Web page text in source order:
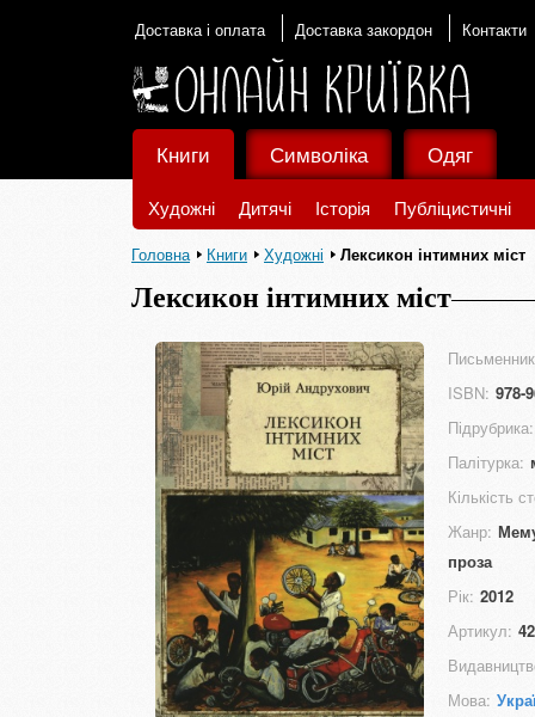
Доставка і оплата Доставка закордон Контакти
Книги
Художні Дитячі Історія Публіцистичні
Символіка Одяг
Головна Книги Художні Лексикон інтимних міст
Лексикон інтимних міст
ISBN: 978-
Підрубрика:
Палітурка:
Кількість
Жанр:
проза
Рік: 2012
Артикул:
Мова: